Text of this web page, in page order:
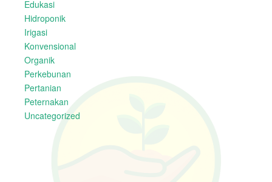
Edukasi
Hidroponik
Irigasi
Konvensional
Organik
Perkebunan
Pertanian
Peternakan
Uncategorized